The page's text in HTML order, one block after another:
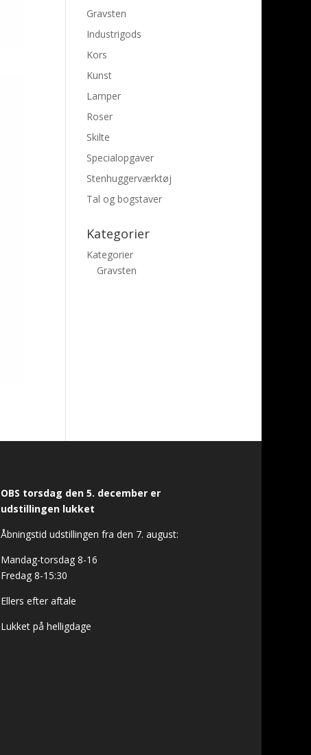
Gravsten
Industrigods
Kors
Kunst
Lamper
Roser
Skilte
Specialopgaver
Stenhuggerværktøj
Tal og bogstaver
Kategorier
Kategorier
Gravsten
OBS torsdag den 5. december er
udstillingen lukket
Åbningstid udstillingen fra den 7. august:
Mandag-torsdag 8-16
Fredag 8-15:30
Ellers efter aftale
Lukket på helligdage